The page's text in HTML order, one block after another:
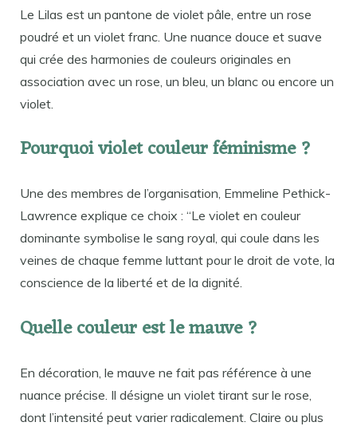
Le Lilas est un pantone de violet pâle, entre un rose
poudré et un violet franc. Une nuance douce et suave
qui crée des harmonies de couleurs originales en
association avec un rose, un bleu, un blanc ou encore un
violet.
Pourquoi violet couleur féminisme ?
Une des membres de l’organisation, Emmeline Pethick-
Lawrence explique ce choix : “Le violet en couleur
dominante symbolise le sang royal, qui coule dans les
veines de chaque femme luttant pour le droit de vote, la
conscience de la liberté et de la dignité.
Quelle couleur est le mauve ?
En décoration, le mauve ne fait pas référence à une
nuance précise. Il désigne un violet tirant sur le rose,
dont l’intensité peut varier radicalement. Claire ou plus